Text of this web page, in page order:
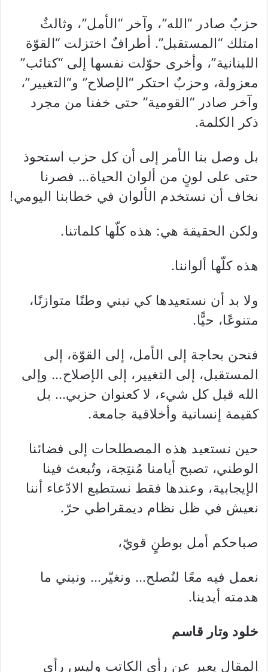
حزبٌ صادر “الله”، وآخر “الأمل”، وثالثٌ
امتلك “المستقبل”. أطرافٌ اختزلت “القوّة
اللبنانية”، وأخرى حوّلت نفسها إلى “كتائب”
معزولة، وحزبٌ احتكر “الإصلاح” و“التغيير”،
وآخر صادر “القومية” حتى خفنا من مجرد
ذكر الكلمة.
بل وصل بنا الأمر إلى أن كل حزب استحوذ
حتى على لونٍ من ألوان الحياة… فصرنا
نخاف أن نستخدم الألوان في خطابنا اليومي!
ولكن الحقيقة هي: هذه كلّها كلماتنا.
هذه كلّها ألواننا.
ولا بد أن نستعيدها كي نبني وطنًا متوازنًا،
متنوعًا، حيًّا.
فنحن بحاجة إلى الأمل، إلى القوّة، إلى
المستقبل، إلى التغيير، إلى الإصلاح… وإلى
الله قبل كل شيء، لا كعنوان حزبي… بل
كقيمة إنسانية وأخلاقية جامعة.
حين نستعيد هذه المصطلحات إلى فضائنا
الوطني، تصبح أيامنا مُنتِجة، وتُبعث فينا
الإيجابية، وعندها فقط نستطيع الادّعاء أننا
نعيش في ظل نظام ديمقراطي حرّ.
صباحكم أمل بوطنٍ قويّ،
نعمل فيه معًا لنُصلح… ونغيّر… ونبني ما
هدمته أيدينا.
خلود وتار قاسم
المقال يعبر عن رأي الكاتب وليس رأي